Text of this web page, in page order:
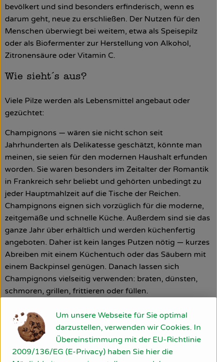
bevölkert und sind besonders erfinderisch, wenn es
darum geht, neue zu erschließen. Der Nutzen für den
Menschen überwiegt bei weitem, etwa als Speisepilz
oder als Biofermenter zur Herstellung von Alkohol,
Zitronensäure oder Vitamin C.
Wie sieht´s aus?
Viele Pilze werden als Lebensmittel angebaut oder
gezüchtet:
Champignons — wären sie nicht schon seit
Jahrhunderten als Delikatesse geschätzt, könnte man
meinen, sie seien für den modernen Haushalt erfunden
worden. Sie waren besonders im Zeitalter der Romantik
in Frankreich sehr beliebt und gehörten unbedingt zu
jeder Hauptmahlzeit auf die Tische der Reichen.
Champignons eignen sich vorzüglich für die moderne,
zeitgemäße und schnelle Küche. Außerdem sind sie das
ganze Jahr über erhältlich und werden küchenfertig
angeboten. Daher ist kein langes Putzen nötig — kurzes
Abreiben mit einem Küchentuch oder das Säubern mit
einem Backpinsel genügen. Danach lassen sich
Champignons vielseitig verwenden: braten, dünsten,
schmoren, grillen, frittieren oder füllen.
Shiitake-Pilz
Der Shiitake-Pilz galt schon in der Ming-Dynastie als
Lebenselixier, das Erkältungen heilen, die Durchblutung
anregen und die Ausdauer fördern sollte.
Um unsere Webseite für Sie optimal
darzustellen, verwenden wir Cookies. In
Übereinstimmung mit der EU-Richtlinie
2009/136/EG (E-Privacy) haben Sie hier die